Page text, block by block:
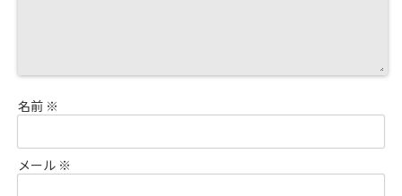
名前 ※
メール ※